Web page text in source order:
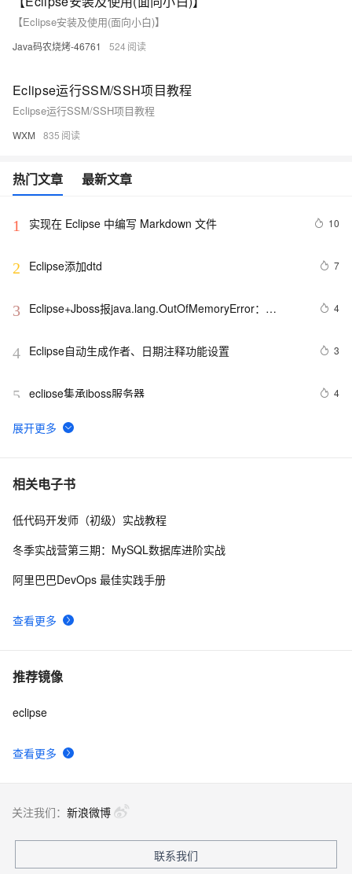
【Eclipse安装及使用(面向小白)】
Java码农烧烤-46761 524
Eclipse运行SSM/SSH项目教程
Eclipse运行SSM/SSH项目教程
WXM 835
热门文章 最新文章
1 实现在 Eclipse 中编写 Markdown 文件 10
2 Eclipse添加dtd 7
3
Eclipse+Jboss报java.lang.OutOfMemoryError：
4
4 Eclipse自动生成作者、日期注释功能设置 3
5 eclipse集承jboss服务器 4
6 ECLIPSE MYECLIPSE 在线安装SVN
7 Eclipse 寻找迷失的ID
8 MyEclipse查找Web服务
相关电子书
查看更多
低代码开发师（初级）实战教程
冬季实战营第三期：MySQL数据库进阶实战
阿里巴巴DevOps 最佳实践手册
推荐镜像
查看更多
eclipse
关注我们： 新浪微博
联系我们